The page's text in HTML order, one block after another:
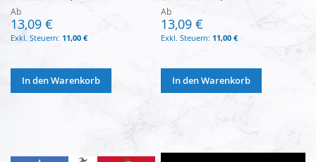
Ab
13,09 €
11,00 €
In den Warenkorb
Ab
13,09 €
11,00 €
In den Warenkorb